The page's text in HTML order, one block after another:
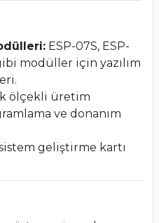
ESP-07S, ESP-
modüller için yazılım
ölçekli üretim
ve donanım
geliştirme kartı